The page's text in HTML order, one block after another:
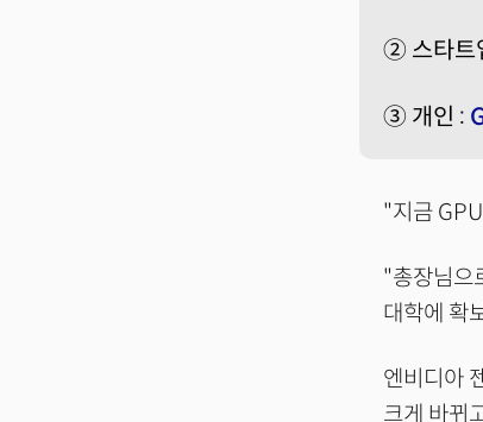
② 스타트
③ 개인 :
"지금
"총장님으
대학에 확
엔비디아
크게 바뀌